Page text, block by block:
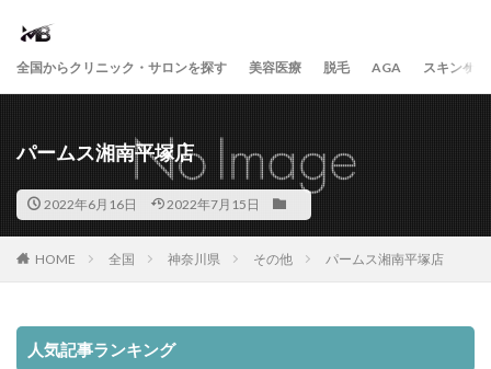
全国からクリニック・サロンを探す 美容医療 脱毛 AGA スキンケア
パームス湘南平塚店
2022年6月16日 2022年7月15日
HOME 全国 神奈川県 その他 パームス湘南平塚店
人気記事ランキング